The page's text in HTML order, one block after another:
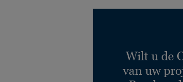
Wilt u de
van uw